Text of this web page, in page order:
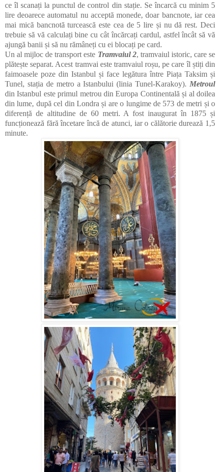
ce îl scanați la punctul de control din stație. Se încarcă cu minim 5
lire deoarece automatul nu acceptă monede, doar bancnote, iar cea
mai mică bancnotă turcească este cea de 5 lire și nu dă rest. Deci
trebuie să vă calculați bine cu cât încărcați cardul, astfel încât să vă
ajungă banii și să nu rămâneți cu ei blocați pe card.
Un al mijloc de transport este Tramvaiul 2, tramvaiul istoric, care se
plătește separat. Acest tramvai este tramvaiul roșu, pe care îl știți din
faimoasele poze din Istanbul și face legătura între Piața Taksim și
Tunel, stația de metro a Istanbului (linia Tunel-Karakoy). Metroul
din Istanbul este primul metrou din Europa Continentală și al doilea
din lume, după cel din Londra și are o lungime de 573 de metri și o
diferență de altitudine de 60 metri. A fost inaugurat în 1875 și
funcționează fără încetare încă de atunci, iar o călătorie durează 1,5
minute.